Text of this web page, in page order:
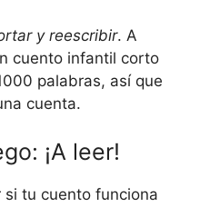
y reescribir. A
‍cuento infantil⁤ corto
palabras,⁤ así ​que
cuenta.
¡A⁢ leer!
tu cuento ​funciona